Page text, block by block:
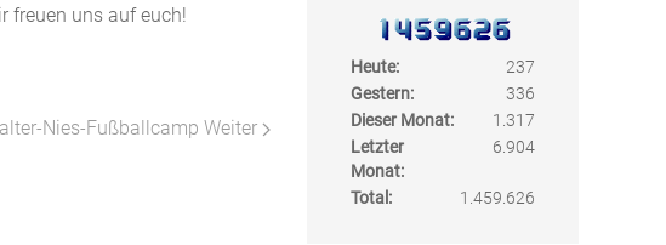
freuen uns auf euch!
Nies-Fußballcamp Weiter
Heute:
237
Gestern:
336
Dieser Monat:
1.317
Letzter
Monat:
6.904
Total: 1.459.626